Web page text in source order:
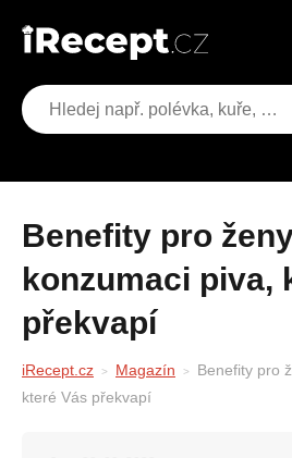
Benefity pro ženy po
konzumaci piva,
překvapí
iRecept.cz Magazín
Benefity pro
které Vás překvapí